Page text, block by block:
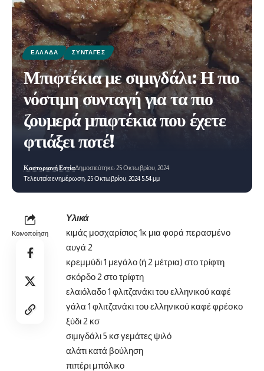
ΕΛΛΆΔΑ ΣΥΝΤΑΓΈΣ
Μπιφτέκια με σιμιγδάλι: Η πιο
νόστιμη συνταγή για τα πιο
ζουμερά μπιφτέκια που έχετε
φτιάξει ποτέ!
Τελευταία ενημέρωση: 25 Οκτωβρίου, 2024 5:54 μμ
Καστοριανή ΕστίαΔημοσιεύτηκε: 25 Οκτωβρίου, 2024
Κοινοποίηση
Υλικά
κιμάς μοσχαρίσιος 1κ μια φορά περασμένο
αυγά 2
κρεμμύδι 1 μεγάλο (ή 2 μέτρια) στο τρίφτη
σκόρδο 2 στο τρίφτη
ελαιόλαδο 1 φλιτζανάκι του ελληνικού καφέ
γάλα 1 φλιτζανάκι του ελληνικού καφέ φρέσκο
ξύδι 2 κσ
σιμιγδάλι 5 κσ γεμάτες ψιλό
αλάτι κατά βούληση
πιπέρι μπόλικο